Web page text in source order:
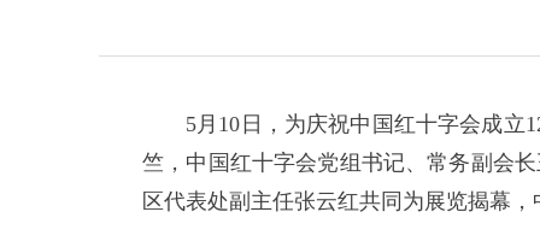
5月10日，为庆祝中国红十字会成立
竺，中国红十字会党组书记、常务副会
区代表处副主任张云红共同为展览揭幕